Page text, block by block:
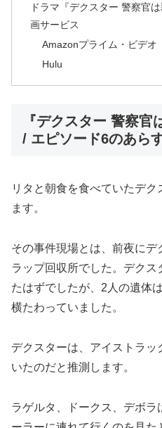
ドラマ『デクスター 警察官
画サービス
Amazonプライム・ビデオ
Hulu
『デクスター 警察
/ エピソード6のあら
リタと朝食を食べていたデ
ます。
その事件現場とは、前夜にデ
ラップ回収所でした。デクス
たはずでしたが、2人の遺体
横たわっていました。
デクスターは、アイストラ
いたのだと推測します。
ラゲルタ、ドークス、デボ